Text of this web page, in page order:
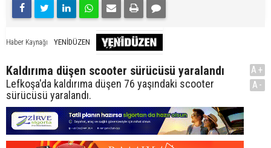
Haber Kaynağı YENİDÜZEN
Kaldırıma düşen scooter sürücüsü yaralandı
Lefkoşa'da kaldırıma düşen 76 yaşındaki scooter
sürücüsü yaralandı.
A+
A-